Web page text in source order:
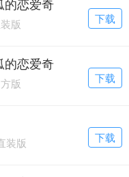
的恋爱奇
版 下载
的恋爱奇
版 下载
装版 下载